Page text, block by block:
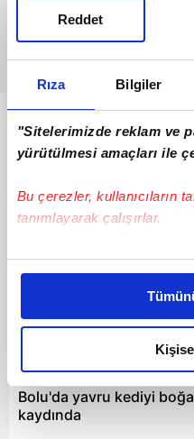
Rıza Bilgiler
"Sitelerimizde reklam ve
yürütülmesi amaçları ile
Bu çerezler, kullanıcıların
tanımlayarak çalışırlar.
Bu çerezlere izin vermeniz
daha iyi reklam deneyimi
amacımızın size daha iyi
olduğunu ve sizlere en iyi
elimizden gelen çabayı
reklamların maliyetlerimizi
kalemimiz olduğunu sizlere
Reddet
Bunlar da Var
Bolu'da yavru kediyi
kaydında